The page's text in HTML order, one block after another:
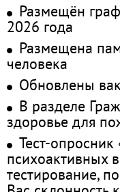
Размещён
2026 года
Размещена
человека
Обновлены
В разделе
здоровье для
Тест-
психоактивных
тестирование,